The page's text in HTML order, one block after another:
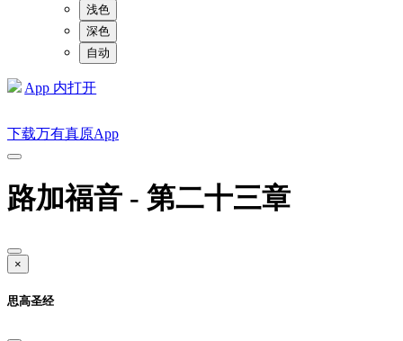
浅色
深色
自动
App 内打开
下载万有真原App
路加福音 - 第二十三章
×
思高圣经